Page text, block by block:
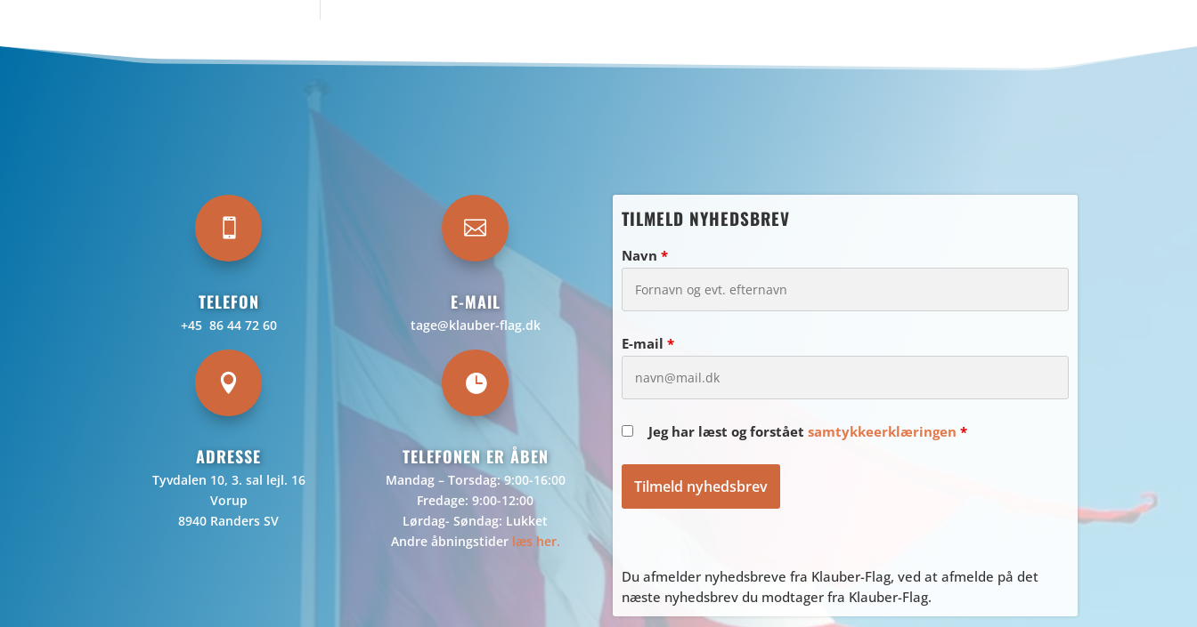

TELEFON
+45 86 44 72 60

ADRESSE
Tyvdalen 10, 3. sal lejl. 16
Vorup
8940 Randers SV

E-MAIL
tage@klauber-flag.dk

TELEFONEN ER ÅBEN
Mandag – Torsdag: 9:00-16:00
Fredage: 9:00-12:00
Lørdag- Søndag: Lukket
Andre åbningstider læs her.
TILMELD NYHEDSBREV
Navn*
E-mail*
Jeg har læst og forståetsamtykkeerklæringen *
Du afmelder nyhedsbreve fra Klauber-Flag, ved at afmelde på det
næste nyhedsbrev du modtager fra Klauber-Flag.